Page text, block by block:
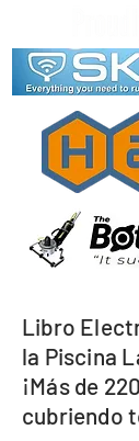
Libro
la Piscina
¡Más de
cubriendo